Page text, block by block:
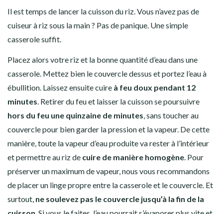
Il est temps de lancer lacuisson du riz . Vous n’avez pas de
cuiseur à rizsous la main ? Pas de panique. Une simple
casserole suffit.
Placez alors votrerizet la bonne quantité d’eau dans une
casserole. Mettez bien le couvercle dessus et portez l’eau à
ébullition. Laissez ensuite cuire à feu doux pendant 12
minutes . Retirer du feu et laisser la cuisson se poursuivre
hors du feu une quinzaine de minutes , sans toucher au
couvercle pour bien garder lapressionet lavapeur. De cette
manière, toute lavapeurd’eau produite va rester à l’intérieur
et permettre aurizde cuire de manière homogène . Pour
préserver un maximum de vapeur, nous vous recommandons
de placer un linge propre entre la casserole et le couvercle. Et
surtout, ne soulevez pas le couvercle jusqu’à la fin de la